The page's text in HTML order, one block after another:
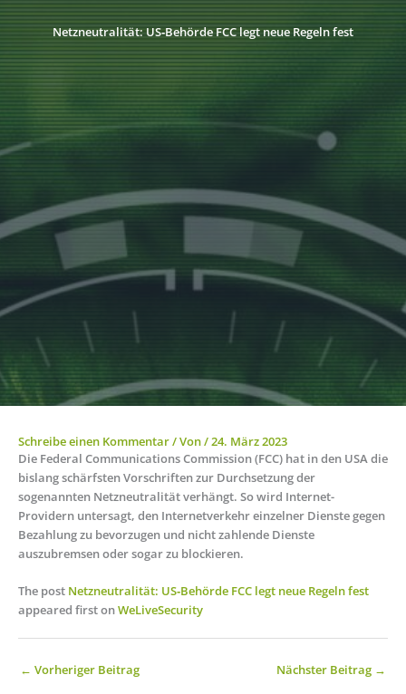
Netzneutralität: US‑Behörde FCC legt neue Regeln fest
Schreibe einen Kommentar/ Von/24. März 2023
Die Federal Communications Commission (FCC) hat in den USA die
bislang schärfsten Vorschriften zur Durchsetzung der
sogenannten Netzneutralität verhängt. So wird Internet-
Providern untersagt, den Internetverkehr einzelner Dienste gegen
Bezahlung zu bevorzugen und nicht zahlende Dienste
auszubremsen oder sogar zu blockieren.
The post Netzneutralität: US‑Behörde FCC legt neue Regeln fest
appeared first onWeLiveSecurity
← Vorheriger Beitrag Nächster Beitrag →